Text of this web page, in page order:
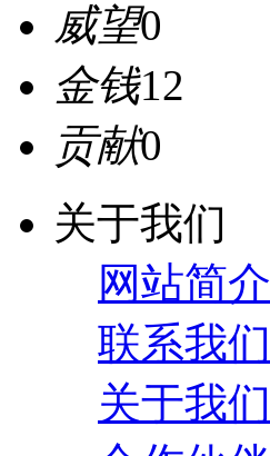
威望0
金钱12
贡献0
关于我们
网站简介
联系我们
关于我们